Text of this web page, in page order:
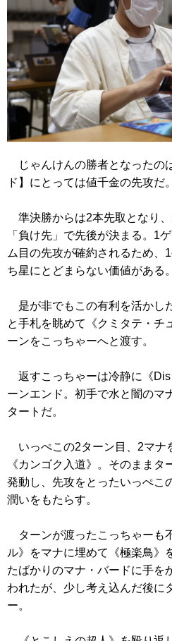
じゃんけんの勝者となったの
ド】にとっては値千金の先攻だ。
準決勝からは2本先取となり
「負け先」で先後が決まる。1
ム目の先攻が確約されるため、
ち星にとどまらない価値がある。
是が非でもこの有利を活かし
と手札を眺めて
《クミタテ・チ
ーンをこっちゃーへと渡す。
返すこっちゃーは冷静に 《
ーンエンド。初手で水と闇のマ
タートだ。
いっぺこの2ターン目、2マナ
《カンゴク入道》
。そのままタ
発動し、先攻をとったいっぺこ
潤いをもたらす。
ターンが渡ったこっちゃーも
ル》
をマナに埋めて 《極楽鳥》
たばかりのマナ・バードに手
われたが、少し考え込んだ後に
ー。